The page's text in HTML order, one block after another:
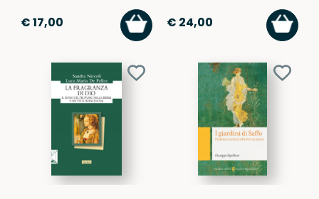
€ 17,00
AGGIUNGI
AL
CARRELLO
€ 24,00
AL
Aggiungi